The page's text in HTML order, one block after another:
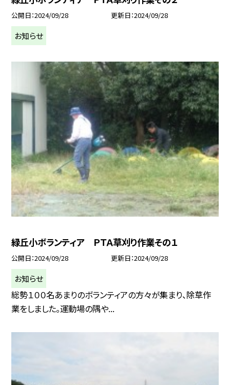
公開日 2024/09/28 更新日 2024/09/28
お知らせ
緑丘小ボランティア ＰＴＡ草刈り作業その１
公開日 2024/09/28 更新日 2024/09/28
お知らせ
総勢１００名あまりのボランティアの方々が集まり、除草作
業をしました。運動場の隅や...